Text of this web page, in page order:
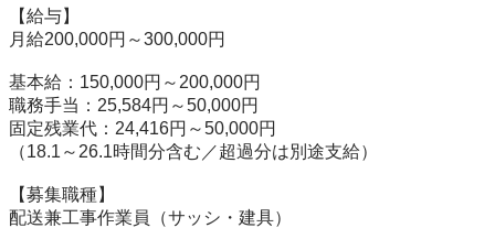
【給与】
月給200,000円～300,000円
基本給：150,000円～200,000円
職務手当：25,584円～50,000円
固定残業代：24,416円～50,000円
（18.1～26.1時間分含む／超過分は別途支給）
【募集職種】
配送兼工事作業員（サッシ・建具）